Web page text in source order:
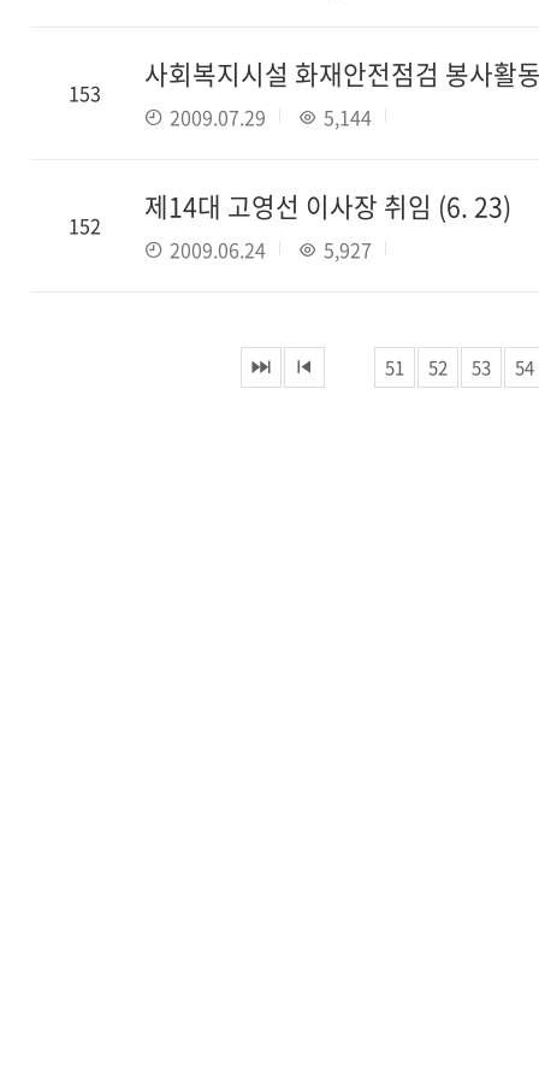
153 사회복지시설 화재안전점검 봉사활
2009.07.29 5,144
152 제14대 고영선 이사장 취임 (6. 23)
2009.06.24 5,927
51 52 53 54